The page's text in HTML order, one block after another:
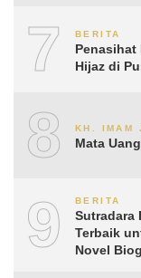
7 BERITA
Penasihat
Hijaz di
8 KH. IMAM
Mata
9 BERITA
Sutradara
Terbaik
Novel